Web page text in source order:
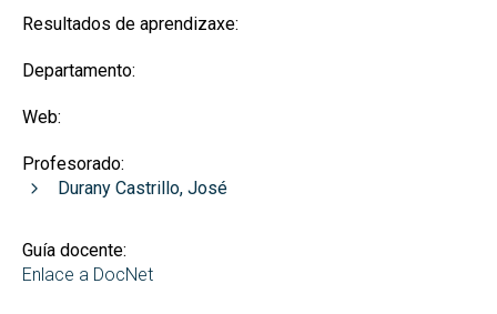
Resultados de aprendizaxe:
Departamento:
Web:
Profesorado:
Durany Castrillo, José
Guía docente:
Enlace a DocNet